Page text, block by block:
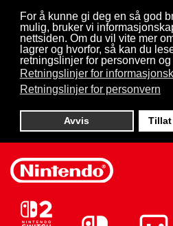
For å kunne gi deg en så god
mulig, bruker vi
nettsiden. Om du vil vite mer
lagrer og hvorfor, så kan du
retningslinjer for personvern
Retningslinjer for
Retningslinjer for personvern
Avvis
Skip to main content